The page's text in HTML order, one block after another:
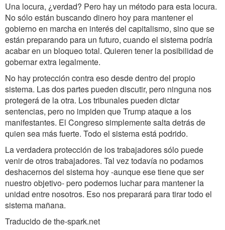
Una locura, ¿verdad? Pero hay un método para esta locura.
No sólo están buscando dinero hoy para mantener el
gobierno en marcha en interés del capitalismo, sino que se
están preparando para un futuro, cuando el sistema podría
acabar en un bloqueo total. Quieren tener la posibilidad de
gobernar extra legalmente.
No hay protección contra eso desde dentro del propio
sistema. Las dos partes pueden discutir, pero ninguna nos
protegerá de la otra. Los tribunales pueden dictar
sentencias, pero no impiden que Trump ataque a los
manifestantes. El Congreso simplemente salta detrás de
quien sea más fuerte. Todo el sistema está podrido.
La verdadera protección de los trabajadores sólo puede
venir de otros trabajadores. Tal vez todavía no podamos
deshacernos del sistema hoy -aunque ese tiene que ser
nuestro objetivo- pero podemos luchar para mantener la
unidad entre nosotros. Eso nos preparará para tirar todo el
sistema mañana.
Traducido de the-spark.net